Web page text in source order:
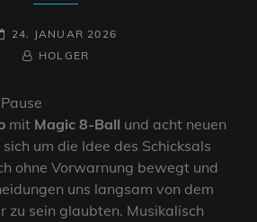
24. JANUAR 2026
BY
BYLINEHOLGER
mit Magic 8-Ball und acht neuen
um die Idee des Schicksals
ohne Vorwarnung bewegt und
uns langsam von dem
zu sein glaubten. Musikalisch